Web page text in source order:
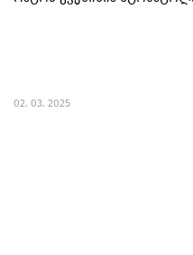
02. 03. 2025